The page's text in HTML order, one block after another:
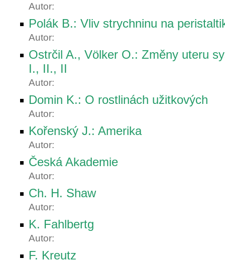
Autor:
Polák B.: Vliv strychninu na
Autor:
Ostrčil A., Völker O.: Změny uteru
I., II., II
Autor:
Domin K.: O rostlinách užitkových
Autor:
Kořenský J.: Amerika
Autor:
Česká Akademie
Autor:
Ch. H. Shaw
Autor:
K. Fahlbertg
Autor:
F. Kreutz